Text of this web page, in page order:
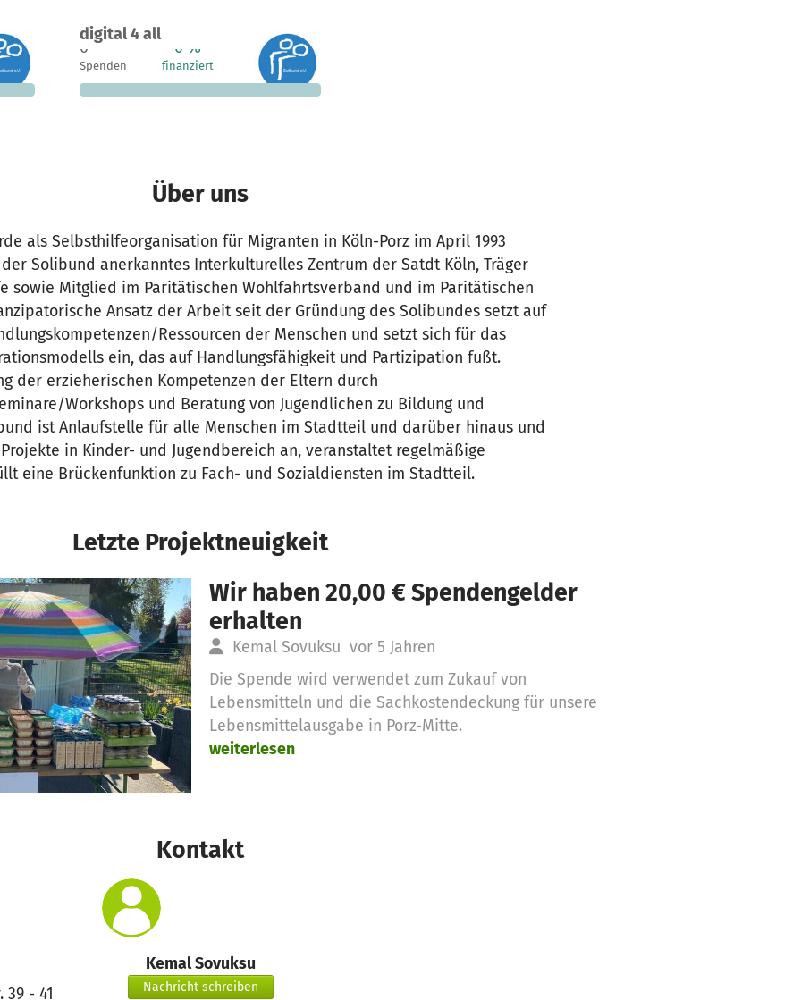
€
noch
digital 4 all
Ein Projekt in Köln, Deutschland
0
Spenden
0 %
finanziert
6.220 €
fehlen noch
Über uns
als Selbsthilfeorganisation für Migranten in Köln-Porz im April 1993
Solibund anerkanntes Interkulturelles Zentrum der Satdt Köln, Träger
sowie Mitglied im Paritätischen Wohlfahrtsverband und im Paritätischen
Ansatz der Arbeit seit der Gründung des Solibundes setzt auf
Ressourcen der Men­schen und setzt sich für das
ein, das auf Handlungsfähigkeit und Partizipation fußt.
der erzieherischen Kompetenzen der Eltern durch
Workshops und Beratung von Jugendlichen zu Bildung und
ist Anlaufstelle für alle Menschen im Stadtteil und darüber hinaus und
in Kinder- und Jugendbereich an, veranstaltet regelmäßige
eine Brückenfunktion zu Fach- und Sozialdiensten im Stadtteil.
Letzte Projektneuigkeit
Wir haben 20,00 € Spendengelder
erhalten
Kemal Sovuksu vor 5 Jahren
Die Spende wird verwendet zum Zukauf von
Lebensmitteln und die Sachkostendeckung für unsere
Lebensmittelausgabe in Porz-Mitte.
weiterlesen
Kontakt
- 41
Kemal Sovuksu
Nachricht schreiben